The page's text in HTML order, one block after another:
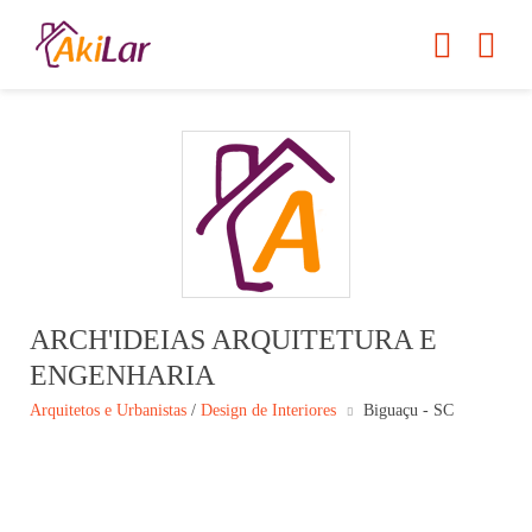
ARCH'IDEIAS ARQUITETURA E
ENGENHARIA
Arquitetos e Urbanistas / Design de Interiores Biguaçu - SC